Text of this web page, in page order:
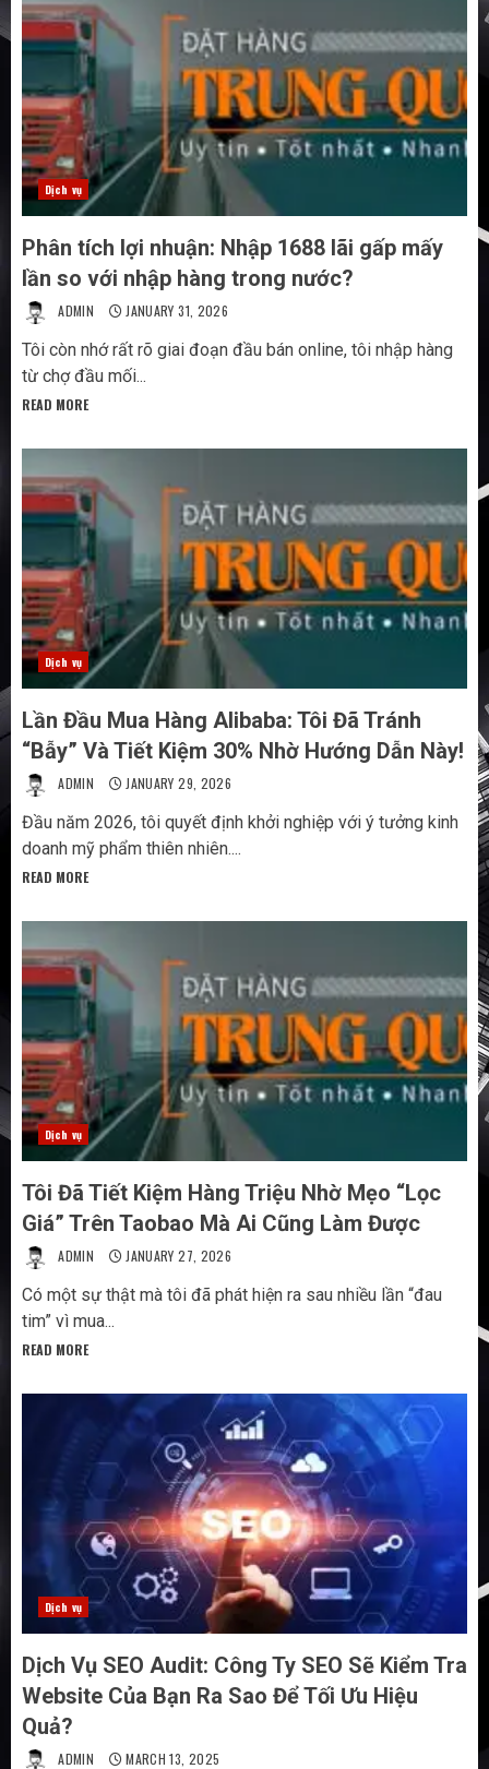
Dịch vụ
Phân tích lợi nhuận: Nhập 1688 lãi gấp mấy
lần so với nhập hàng trong nước?
ADMIN JANUARY 31, 2026
Tôi còn nhớ rất rõ giai đoạn đầu bán online, tôi nhập hàng
từ chợ đầu mối...
READ MORE
Dịch vụ
Lần Đầu Mua Hàng Alibaba: Tôi Đã Tránh
“Bẫy” Và Tiết Kiệm 30% Nhờ Hướng Dẫn Này!
ADMIN JANUARY 29, 2026
Đầu năm 2026, tôi quyết định khởi nghiệp với ý tưởng kinh
doanh mỹ phẩm thiên nhiên....
READ MORE
Dịch vụ
Tôi Đã Tiết Kiệm Hàng Triệu Nhờ Mẹo “Lọc
Giá” Trên Taobao Mà Ai Cũng Làm Được
ADMIN JANUARY 27, 2026
Có một sự thật mà tôi đã phát hiện ra sau nhiều lần “đau
tim” vì mua...
READ MORE
Dịch vụ
Dịch Vụ SEO Audit: Công Ty SEO Sẽ Kiểm Tra
Website Của Bạn Ra Sao Để Tối Ưu Hiệu
Quả?
ADMIN MARCH 13, 2025